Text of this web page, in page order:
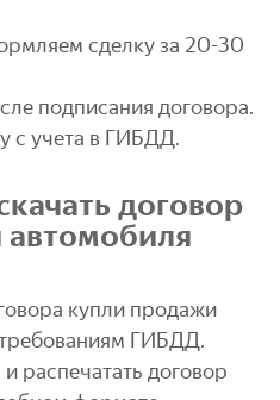
сделку за 20-30
подписания договора.
с учета в ГИБДД.
договор
купли продажи
ГИБДД.
распечатать договор